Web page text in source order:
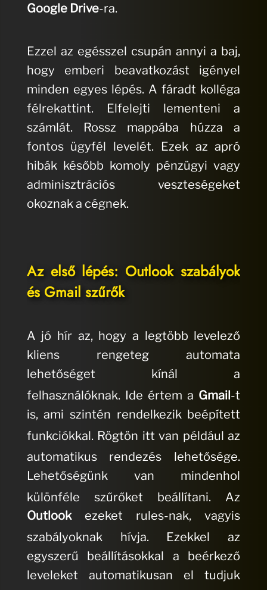
Google Drive-ra.
Ezzel az egésszel csupán annyi a baj,
hogy emberi beavatkozást igényel
minden egyes lépés. A fáradt kolléga
félrekattint. Elfelejti lementeni a
számlát. Rossz mappába húzza a
fontos ügyfél levelét. Ezek az apró
hibák később komoly pénzügyi vagy
adminisztrációs veszteségeket
okoznak a cégnek.
Az első lépés: Outlook szabályok
és Gmail szűrők
A jó hír az, hogy a legtöbb levelező
kliens rengeteg automata
lehetőséget kínál a
felhasználóknak. Ide értem a Gmail-t
is, ami szintén rendelkezik beépített
funkciókkal. Rögtön itt van például az
automatikus rendezés lehetősége.
Lehetőségünk van mindenhol
különféle szűrőket beállítani. Az
Outlookezeket rules-nak, vagyis
szabályoknak hívja. Ezekkel az
egyszerű beállításokkal a beérkező
leveleket automatikusan el tudjuk